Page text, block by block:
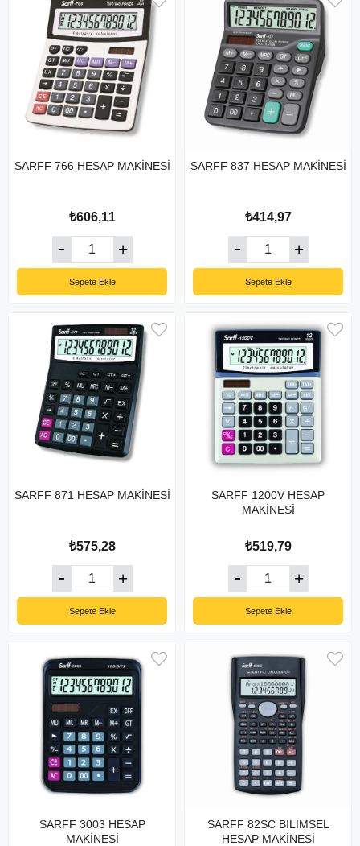
SARFF 766 HESAP MAKİNESİ
₺606,11
Sepete Ekle
SARFF 837 HESAP MAKİNESİ
₺414,97
Sepete Ekle
SARFF 871 HESAP MAKİNESİ
₺575,28
Sepete Ekle
SARFF 1200V HESAP
MAKİNESİ
₺519,79
Sepete Ekle
SARFF 3003 HESAP
MAKİNESİ
SARFF 82SC BİLİMSEL
HESAP MAKİNESİ